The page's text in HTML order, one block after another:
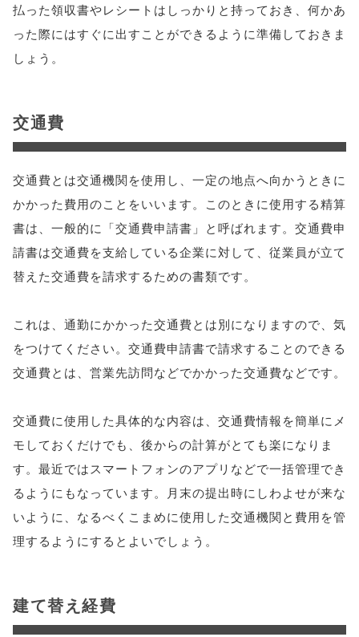
払った領収書やレシートはしっかりと持っておき、何かあ
った際にはすぐに出すことができるように準備しておきま
しょう。
交通費
交通費とは交通機関を使用し、一定の地点へ向かうときに
かかった費用のことをいいます。このときに使用する精算
書は、一般的に「交通費申請書」と呼ばれます。交通費申
請書は交通費を支給している企業に対して、従業員が立て
替えた交通費を請求するための書類です。
これは、通勤にかかった交通費とは別になりますので、気
をつけてください。交通費申請書で請求することのできる
交通費とは、営業先訪問などでかかった交通費などです。
交通費に使用した具体的な内容は、交通費情報を簡単にメ
モしておくだけでも、後からの計算がとても楽になりま
す。最近ではスマートフォンのアプリなどで一括管理でき
るようにもなっています。月末の提出時にしわよせが来な
いように、なるべくこまめに使用した交通機関と費用を管
理するようにするとよいでしょう。
建て替え経費